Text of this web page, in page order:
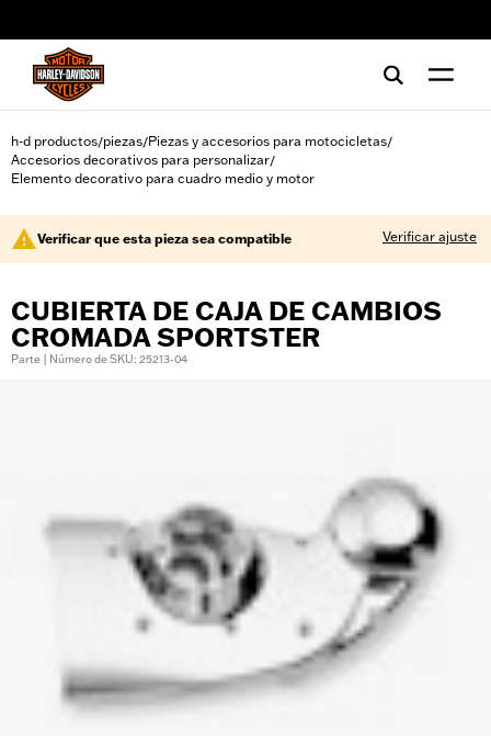
h-d productos/piezas/Piezas y accesorios para motocicletas/
Accesorios decorativos para personalizar/
Elemento decorativo para cuadro medio y motor
Verificar que esta pieza sea compatible Verificar ajuste
CUBIERTA DE CAJA DE CAMBIOS
CROMADA SPORTSTER
Parte | Número de SKU: 25213-04